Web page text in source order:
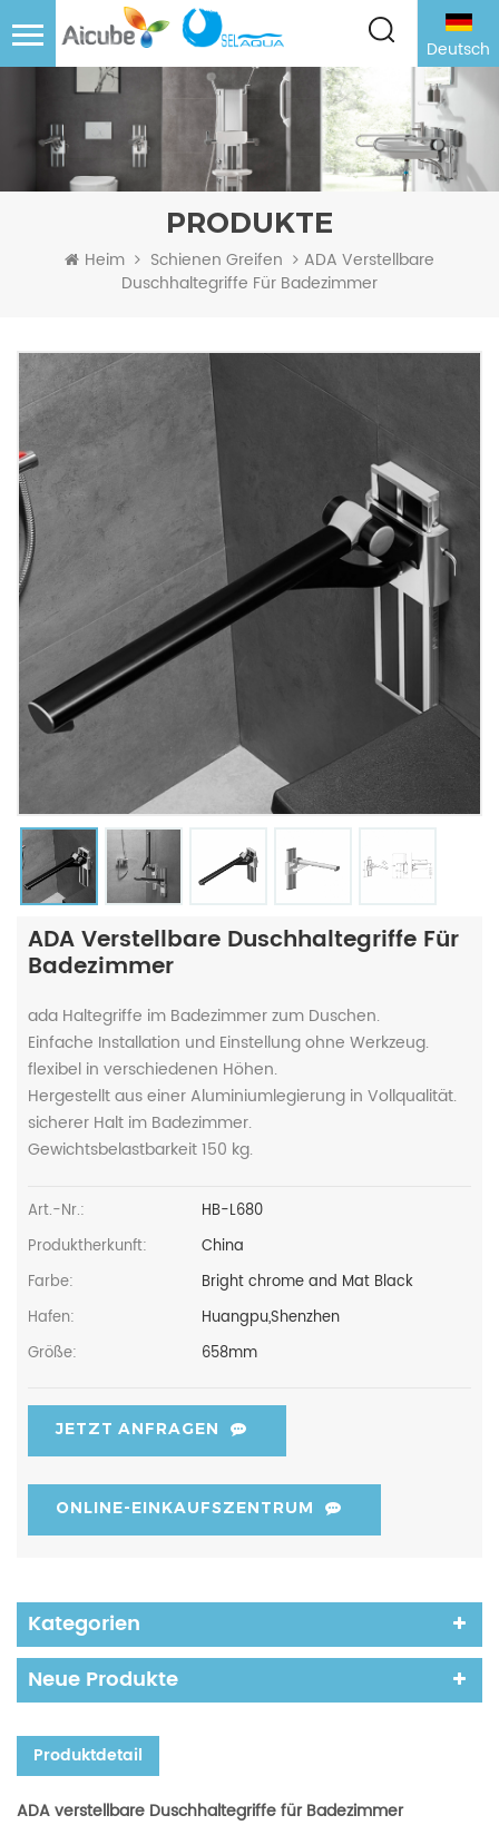
Deutsch
PRODUKTE
Heim Schienen Greifen
ADA Verstellbare
Duschhaltegriffe Für Badezimmer
ADA Verstellbare Duschhaltegriffe Für
Badezimmer
ada Haltegriffe im Badezimmer zum Duschen.
Einfache Installation und Einstellung ohne Werkzeug.
flexibel in verschiedenen Höhen.
Hergestellt aus einer Aluminiumlegierung in Vollqualität.
sicherer Halt im Badezimmer.
Gewichtsbelastbarkeit 150 kg.
Art.-Nr.:
HB-L680
Produktherkunft:
China
Farbe:
Bright chrome and Mat Black
Hafen:
Huangpu,Shenzhen
Größe:
658mm
JETZT ANFRAGEN
ONLINE-EINKAUFSZENTRUM
Kategorien
Neue Produkte
Produktdetail
ADA verstellbare Duschhaltegriffe für Badezimmer